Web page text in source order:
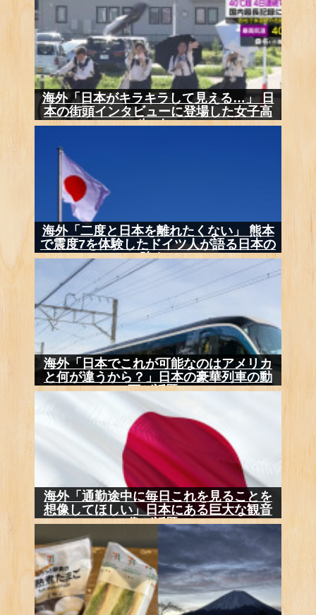
海外「日本がキラキラして見える…」 日
本の街頭インタビューに登場した女子高
生4人...
海外「二度と日本を離れたくない」 熊本
で震度7を体験したドイツ人が語る日本の
強さ...
海外「日本でこれが可能なのはアメリカ
と何が違うから？」日本の豪華列車の動
画が話題...
海外「通勤途中に毎日これを見ることを
想像してほしい」日本にある巨大な観音
像が話題...